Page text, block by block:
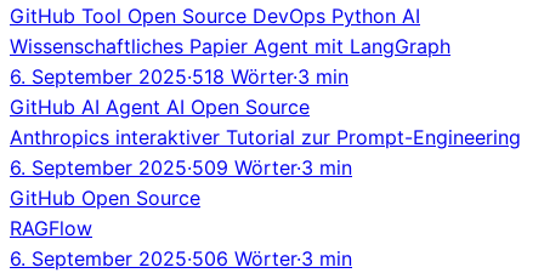
GitHub Tool Open Source DevOps Python AI
Wissenschaftliches Papier Agent mit LangGraph
6. September 2025·518 Wörter·3 min
GitHub AI Agent AI Open Source
Anthropics interaktiver Tutorial zur Prompt-Engineering
6. September 2025·509 Wörter·3 min
GitHub Open Source
RAGFlow
6. September 2025·506 Wörter·3 min